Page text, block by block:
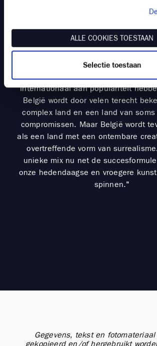
ALLE COOKIES TOESTAAN
Selectie toestaan
contacten over de hele wereld,
steeds een voorliefde hebben voor
Belgische kunstenaars zoals James
Magritte. Noem het gerust een
chauvinisme en trots. Los hiervan
onze Belgische kunstenaars de
internationaal aan populariteit
België wordt door velen terecht
complex land en een land van
compromissen. Maar België wordt
als een land met een ontembare
overtreffende vorm van
unieke mix nu net de
onze hedendaagse en vroegere
spinnen."
Gegevens, tekst en
gekopieerd en/of hergebruikt